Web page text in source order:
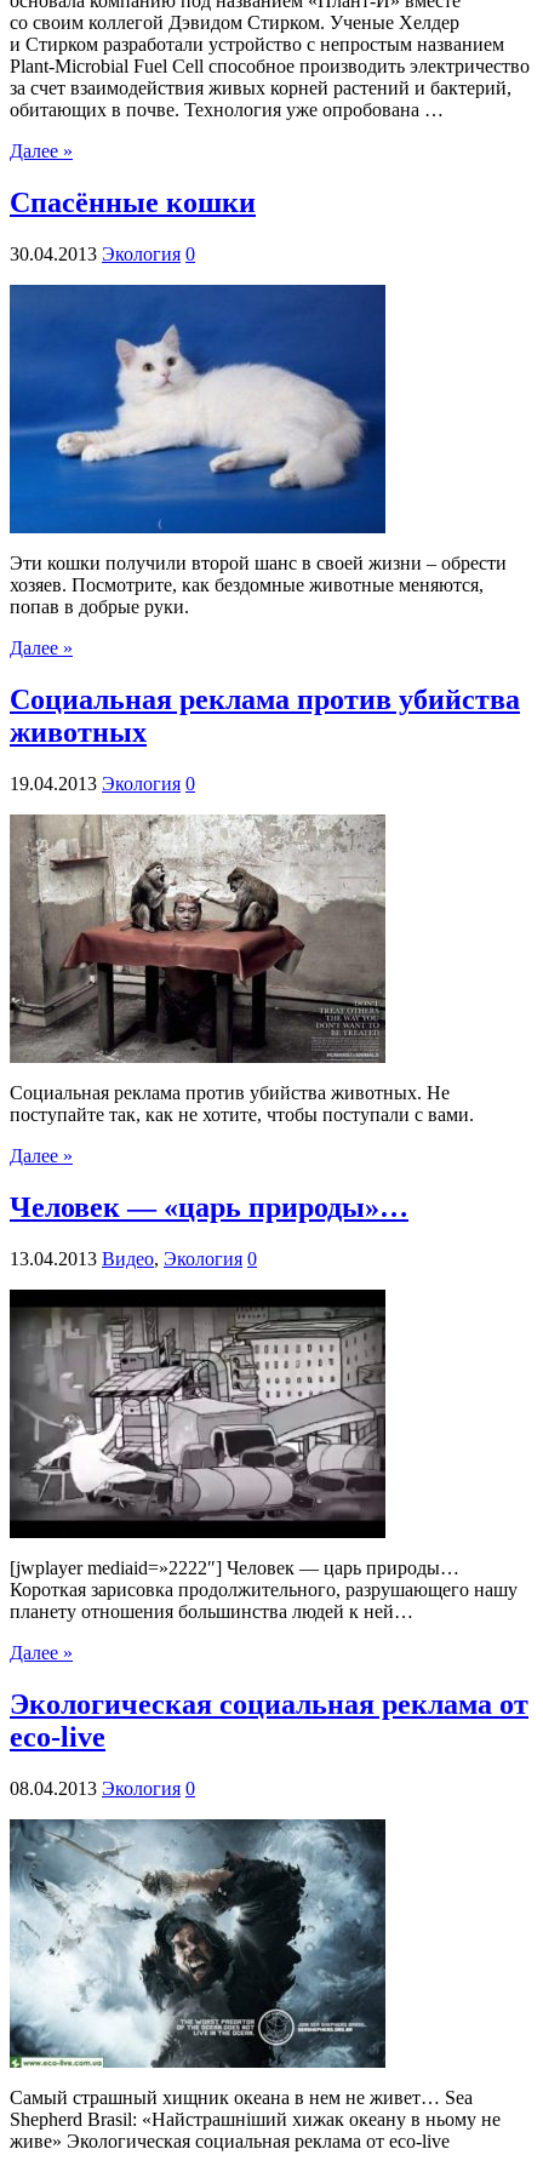
со своим коллегой Дэвидом Стирком. Ученые Хелдер
и Стирком разработали устройство с непростым названием
Plant-Microbial Fuel Cell способное производить электричество
за счет взаимодействия живых корней растений и бактерий,
обитающих в почве. Технология уже опробована …
Далее »
Спасённые кошки
30.04.2013 Экология 0
Эти кошки получили второй шанс в своей жизни – обрести
хозяев. Посмотрите, как бездомные животные меняются,
попав в добрые руки.
Далее »
Социальная реклама против убийства
животных
19.04.2013 Экология 0
Социальная реклама против убийства животных. Не
поступайте так, как не хотите, чтобы поступали с вами.
Далее »
Человек — «царь природы»…
13.04.2013 Видео, Экология 0
[jwplayer mediaid=»2222″] Человек — царь природы…
Короткая зарисовка продолжительного, разрушающего нашу
планету отношения большинства людей к ней…
Далее »
Экологическая социальная реклама от
eco-live
08.04.2013 Экология 0
Самый страшный хищник океана в нем не живет… Sea
Shepherd Brasil: «Найстрашніший хижак океану в ньому не
живе» Экологическая социальная реклама от eco-live